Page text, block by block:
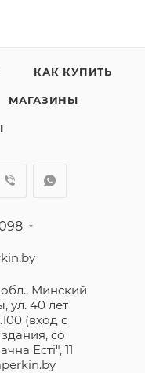
КАК КУПИТЬ
МАГАЗИНЫ
Минский
ул. 40 лет
(вход с
со
Естi", 11